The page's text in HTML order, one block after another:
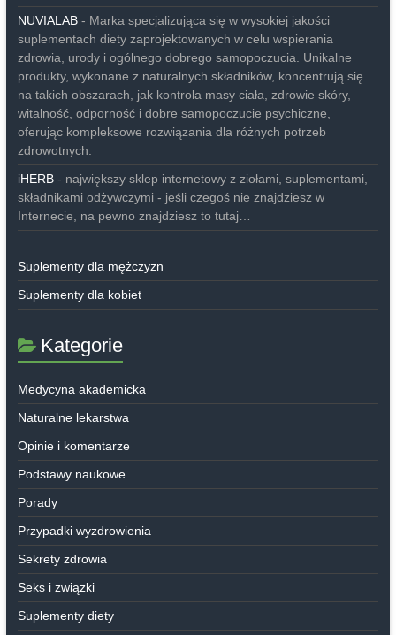
NUVIALAB- Marka specjalizująca się w wysokiej jakości
suplementach diety zaprojektowanych w celu wspierania
zdrowia, urody i ogólnego dobrego samopoczucia. Unikalne
produkty, wykonane z naturalnych składników, koncentrują się
na takich obszarach, jak kontrola masy ciała, zdrowie skóry,
witalność, odporność i dobre samopoczucie psychiczne,
oferując kompleksowe rozwiązania dla różnych potrzeb
zdrowotnych.
iHERB- największy sklep internetowy z ziołami, suplementami,
składnikami odżywczymi - jeśli czegoś nie znajdziesz w
Internecie, na pewno znajdziesz to tutaj…
Suplementy dla mężczyzn
Suplementy dla kobiet
Kategorie
Medycyna akademicka
Naturalne lekarstwa
Opinie i komentarze
Podstawy naukowe
Porady
Przypadki wyzdrowienia
Sekrety zdrowia
Seks i związki
Suplementy diety